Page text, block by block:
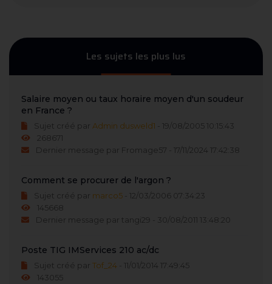
Les sujets les plus lus
Salaire moyen ou taux horaire moyen d'un soudeur
en France ?
Sujet créé par Admin dusweld1 - 19/08/2005 10:15:43
268671
Dernier message par Fromage57 - 17/11/2024 17:42:38
Comment se procurer de l'argon ?
Sujet créé par marco5 - 12/03/2006 07:34:23
145668
Dernier message par tangi29 - 30/08/2011 13:48:20
Poste TIG IMServices 210 ac/dc
Sujet créé par Tof_24 - 11/01/2014 17:49:45
143055